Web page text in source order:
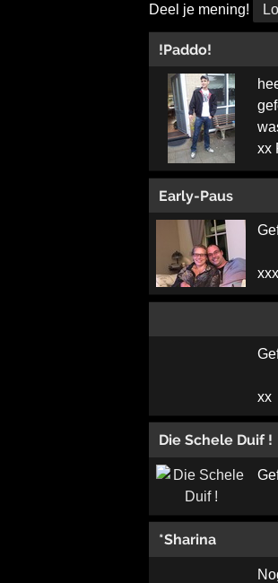
Deel je mening!
!Paddo!
xx
Early-Paus
xxx
xx
Die Schele Duif !
*Sharina